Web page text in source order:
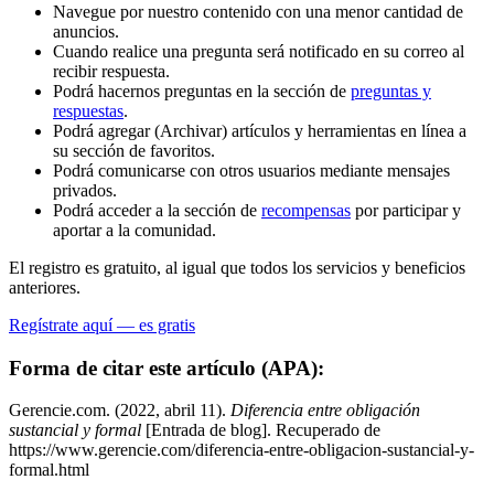
Navegue por nuestro contenido con una menor cantidad de
anuncios.
Cuando realice una pregunta será notificado en su correo al
recibir respuesta.
Podrá hacernos preguntas en la sección de preguntas y
respuestas.
Podrá agregar (Archivar) artículos y herramientas en línea a
su sección de favoritos.
Podrá comunicarse con otros usuarios mediante mensajes
privados.
Podrá acceder a la sección de recompensas por participar y
aportar a la comunidad.
El registro es gratuito, al igual que todos los servicios y beneficios
anteriores.
Regístrate aquí — es gratis
Forma de citar este artículo (APA):
Gerencie.com. (2022, abril 11). Diferencia entre obligación
sustancial y formal [Entrada de blog]. Recuperado de
https://www.gerencie.com/diferencia-entre-obligacion-sustancial-y-
formal.html